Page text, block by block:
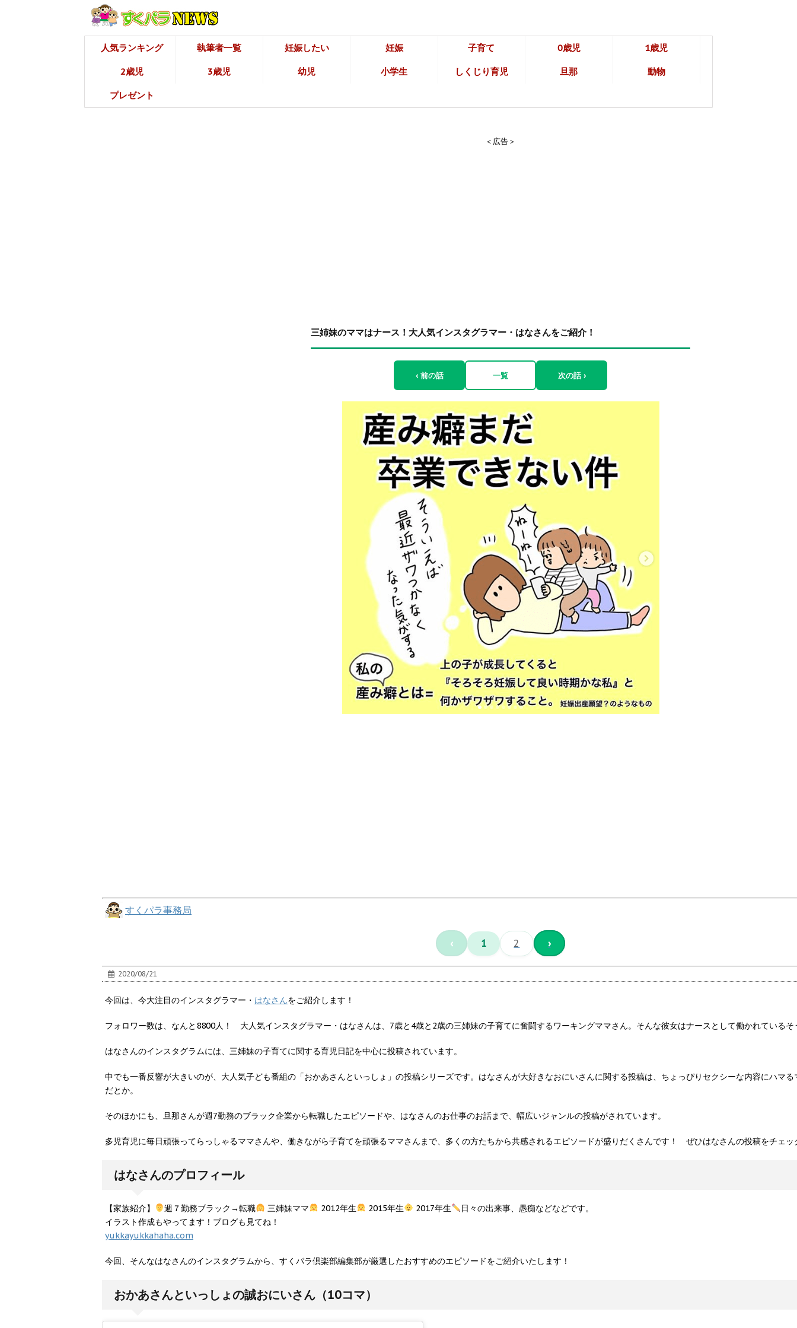
人気ランキング 執筆者一覧 妊娠したい 妊娠 子育て 0歳児 1歳児
2歳児 3歳児 幼児 小学生 しくじり育児 旦那 動物
プレゼント
＜広告＞
三姉妹のママはナース！大人気インスタグラマー・はなさんをご紹介！
‹ 前の話 一覧 次の話 ›
すくパラ事務局
‹ 1 2 ›
2020/08/21
今回は、今大注目のインスタグラマー・ はなさんをご紹介します！
フォロワー数は、なんと8800人！ 大人気インスタグラマー・はなさんは、7歳と4歳と2歳の三姉妹の子育てに奮闘するワーキングママさん。そんな彼女はナースとして働かれているそ
はなさんのインスタグラムには、三姉妹の子育てに関する育児日記を中心に投稿されています。
中でも一番反響が大きいのが、大人気子ども番組の「おかあさんといっしょ」の投稿シリーズです。はなさんが大好きなおにいさんに関する投稿は、ちょっぴりセクシーな内容にハマ
だとか。
そのほかにも、旦那さんが週7勤務のブラック企業から転職したエピソードや、はなさんのお仕事のお話まで、幅広いジャンルの投稿がされています。
多児育児に毎日頑張ってらっしゃるママさんや、働きながら子育てを頑張るママさんまで、多くの方たちから共感されるエピソードが盛りだくさんです！ ぜひはなさんの投稿をチェ
はなさんのプロフィール
【家族紹介】 週７勤務ブラック→転職 三姉妹ママ 2012年生 2015年生 2017年生
日々の出来事、愚痴などなどです。
イラスト作成もやってます！ブログも見てね！
yukkayukkahaha.com
今回、そんなはなさんのインスタグラムから、すくパラ倶楽部編集部が厳選したおすすめのエピソードをご紹介いたします！
おかあさんといっしょの誠おにいさん（10コマ）